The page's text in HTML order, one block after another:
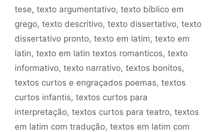
tese, texto argumentativo, texto bíblico em
grego, texto descritivo, texto dissertativo, texto
dissertativo pronto, texto em latim, texto em
latin, texto em latin textos romanticos, texto
informativo, texto narrativo, textos bonitos,
textos curtos e engraçados poemas, textos
curtos infantis, textos curtos para
interpretação, textos curtos para teatro, textos
em latim com tradução, textos em latim com